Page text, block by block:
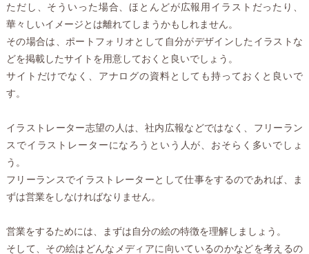
ただし、そういった場合、ほとんどが広報用イラストだったり、
華々しいイメージとは離れてしまうかもしれません。
その場合は、ポートフォリオとして自分がデザインしたイラストな
どを掲載したサイトを用意しておくと良いでしょう。
サイトだけでなく、アナログの資料としても持っておくと良いで
す。
イラストレーター志望の人は、社内広報などではなく、フリーラン
スでイラストレーターになろうという人が、おそらく多いでしょ
う。
フリーランスでイラストレーターとして仕事をするのであれば、ま
ずは営業をしなければなりません。
営業をするためには、まずは自分の絵の特徴を理解しましょう。
そして、その絵はどんなメディアに向いているのかなどを考えるの